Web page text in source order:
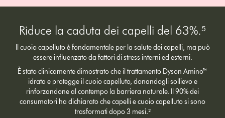
Riduce la caduta dei capelli del 63%.⁵
Il cuoio capelluto è fondamentale per la salute dei capelli, ma può
essere influenzato da fattori di stress interni ed esterni.
È stato clinicamente dimostrato che il trattamento Dyson Amino™
idrata e protegge il cuoio capelluto, donandogli sollievo e
rinforzandone al contempo la barriera naturale. Il 90% dei
consumatori ha dichiarato che capelli e cuoio capelluto si sono
trasformati dopo 3 mesi.²